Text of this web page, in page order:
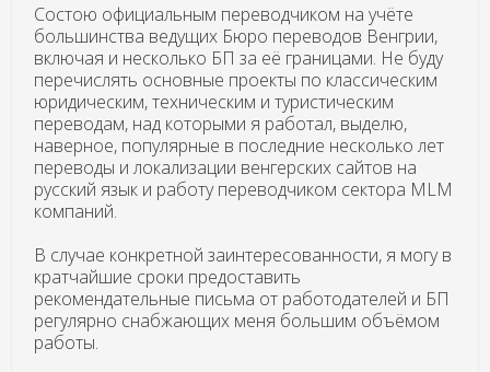
Состою официальным переводчиком на учёте
большинства ведущих Бюро переводов Венгрии,
включая и несколько БП за её границами. Не буду
перечислять основные проекты по классическим
юридическим, техническим и туристическим
переводам, над которыми я работал, выделю,
наверное, популярные в последние несколько лет
переводы и локализации венгерских сайтов на
русский язык и работу переводчиком сектора MLM
компаний.
В случае конкретной заинтересованности, я могу в
кратчайшие сроки предоставить
рекомендательные письма от работодателей и БП
регулярно снабжающих меня большим объёмом
работы.